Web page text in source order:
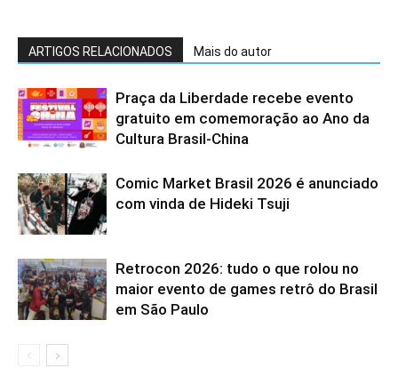
ARTIGOS RELACIONADOS Mais do autor
Praça da Liberdade recebe evento
gratuito em comemoração ao Ano da
Cultura Brasil-China
Comic Market Brasil 2026 é anunciado
com vinda de Hideki Tsuji
Retrocon 2026: tudo o que rolou no
maior evento de games retrô do Brasil
em São Paulo